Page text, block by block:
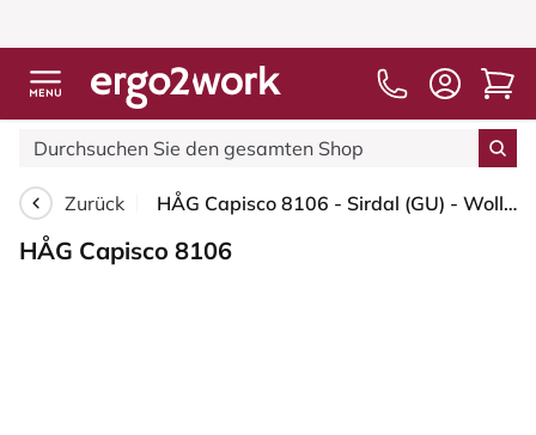
Zurück HÅG Capisco 8106 - Sirdal (GU) - Wolle - SRD730 Blue - Moss Grey - 150mm (Sitzhöhe 40-55cm) - Bodengleiter
HÅG Capisco 8106